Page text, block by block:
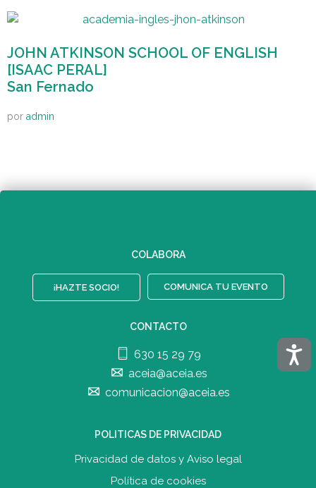
JOHN ATKINSON SCHOOL OF ENGLISH
[ISAAC PERAL]
San Fernado
por admin
COLABORA
¡HAZTE SOCIO! COMUNICA TU EVENTO
CONTACTO
630 15 29 79
aceia@aceia.es
comunicacion@aceia.es
POLITICAS DE PRIVACIDAD
Privacidad de datos y Aviso legal
Política de cookies